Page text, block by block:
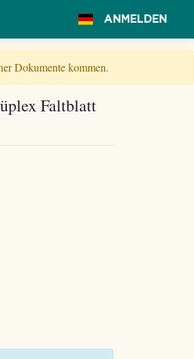
ANMELDEN
Dokumente kommen.
Faltblatt